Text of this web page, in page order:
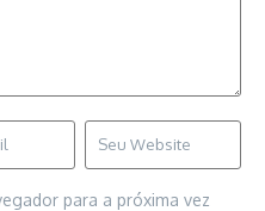
para a próxima vez